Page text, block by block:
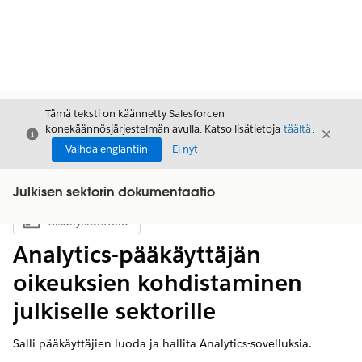
Sulje
Tämä teksti on käännetty Salesforcen
konekäännösjärjestelmän avulla. Katso lisätietoja täältä.
Vaihda englantiin
Ei nyt
Sulje
Julkisen sektorin dokumentaatio
Näytä sisällysluettelo
Sisällysluettelo
Analytics-pääkäyttäjän
oikeuksien kohdistaminen
julkiselle sektorille
Salli pääkäyttäjien luoda ja hallita Analytics-sovelluksia.